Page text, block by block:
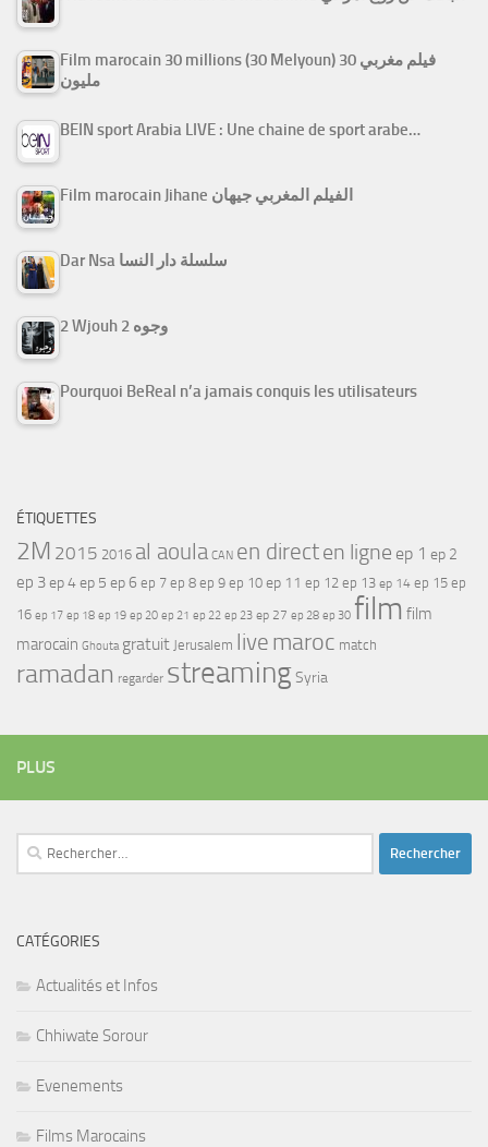
Film marocain 30 millions (30 Melyoun) فيلم مغربي 30
مليون
BEIN sport Arabia LIVE : Une chaine de sport arabe…
Film marocain Jihane الفيلم المغربي جيهان
Dar Nsa سلسلة دار النسا
2 Wjouh 2 وجوه
Pourquoi BeReal n’a jamais conquis les utilisateurs
ÉTIQUETTES
2M 2015 2016 al aoula CAN en directen ligne ep 1 ep 2
ep 3ep 4ep 5 ep 6 ep 7 ep 8 ep 9 ep 10 ep 11 ep 12 ep 13 ep 14 ep 15 ep
16 ep 17 ep 18 ep 19 ep 20 ep 21 ep 22 ep 23 ep 27 ep 28 ep 30 film film
marocain Ghouta gratuit Jerusalem live maroc match
ramadan regarder streamingSyria
PLUS
Rechercher :
CATÉGORIES
Actualités et Infos
Chhiwate Sorour
Evenements
Films Marocains